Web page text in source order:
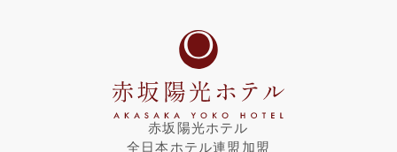
赤坂陽光ホテル
全日本ホテル連盟加盟